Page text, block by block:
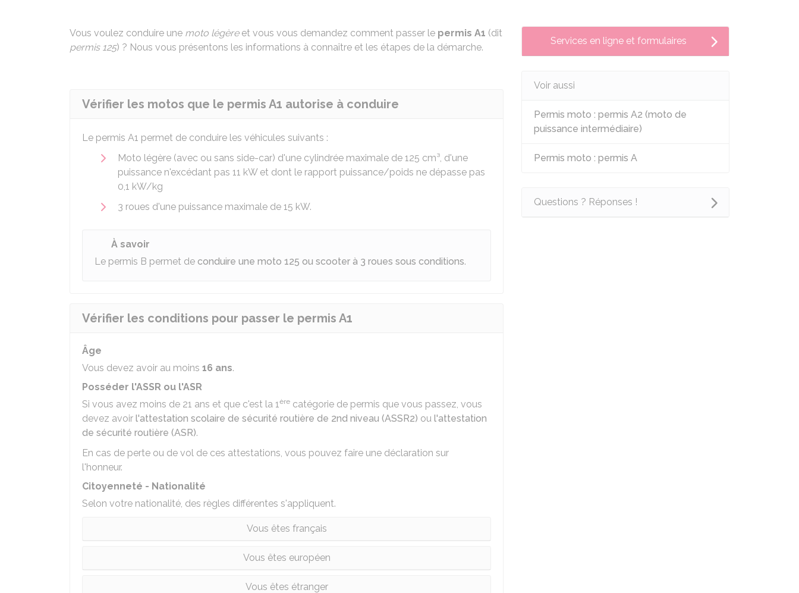
Vous voulez conduire une moto légèreet vous vous demandez comment passer le permis A1 (dit
permis 125) ? Nous vous présentons les informations à connaître et les étapes de la démarche.
Vérifier les motos que le permis A1 autorise à conduire
Le permis A1 permet de conduire les véhicules suivants :
Moto légère (avec ou sans side-car) d'une cylindrée maximale de 125 cm³, d'une
puissance n'excédant pas 11 kWet dont le rapport puissance/poids ne dépasse pas
0,1 kW/kg
3 roues d'une puissance maximale de 15 kW.
À savoir
Le permis B permet de conduire une moto 125 ou scooter à 3 roues sous conditions.
Vérifier les conditions pour passer le permis A1
Âge
Vous devez avoir au moins 16 ans.
Posséder l'ASSR ou l'ASR
Si vous avez moins de 21 ans et que c'est la 1ère catégorie de permis que vous passez, vous
devez avoir l'attestation scolaire de sécurité routière de 2nd niveau (ASSR2) ou l'attestation
de sécurité routière (ASR).
En cas de perte ou de vol de ces attestations, vous pouvez faire une déclaration sur
l'honneur.
Citoyenneté - Nationalité
Selon votre nationalité, des règles différentes s'appliquent.
Vous êtes français
Vous êtes européen
Vous êtes étranger
Services en ligne et formulaires
Voir aussi
Permis moto : permis A2 (moto de
puissance intermédiaire)
Permis moto : permis A
Questions ? Réponses !